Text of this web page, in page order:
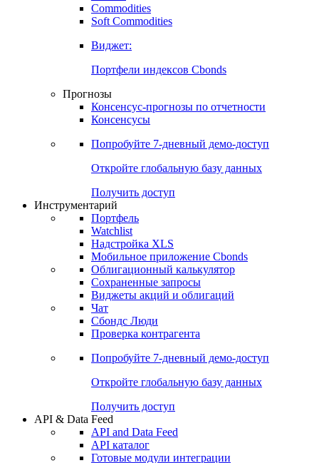
Commodities
Золото
Бензин
Soft Commodities
Виджет:
Портфели индексов Cbonds
Прогнозы
Консенсусы
Попробуйте7-дневный
Откройте глобальную базу данных
Получить доступ
Инструментарий
Портфель
Watchlist
Надстройка XLS
Мобильное приложение Cbonds
Облигационный калькулятор
Сохраненные запросы
Чат
Проверка контрагента
Попробуйте7-дневный
Откройте глобальную базу данных
Получить доступ